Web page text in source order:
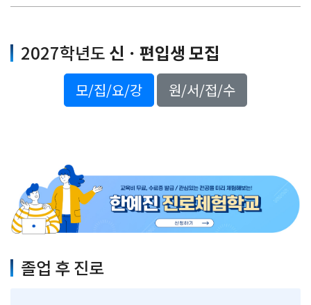
2027학년도 신ㆍ편입생 모집
모/집/요/강 원/서/접/수
졸업 후 진로